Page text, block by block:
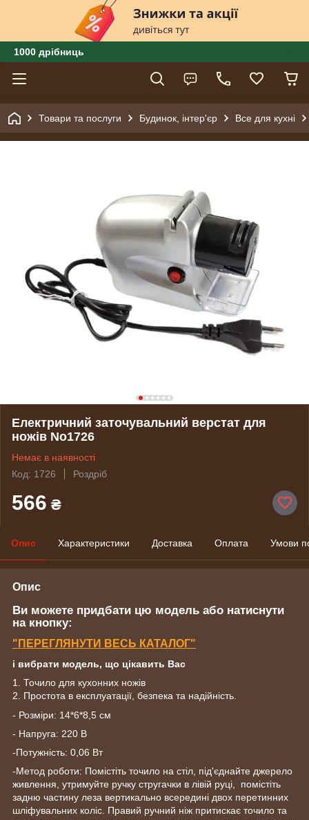
1000 дрібниць
Товари та послуги Будинок, інтер'єр Все для кухні
Електричний заточувальний верстат для
ножів No1726
Немає в наявності
Код: 1726
Роздріб
566 ₴
Опис Характеристики Доставка Оплата Умови
Опис
Ви можете придбати цю модель або натиснути
на кнопку:
" ПЕРЕГЛЯНУТИ ВЕСЬ КАТАЛОГ"
і вибрати модель, що цікавить Вас
1. Точило для кухонних ножів
2. Простота в експлуатації, безпека та надійність.
- Розміри: 14*6*8,5 см
- Напруга: 220 В
-Потужність: 0,06 Вт
-Метод роботи: Помістіть точило на стіл, під'єднайте джерело
живлення, утримуйте ручку стругачки в лівій руці, помістіть
задню частину леза вертикально всередині двох перетинних
шліфувальних коліс. Правий ручний ніж притискає точило та